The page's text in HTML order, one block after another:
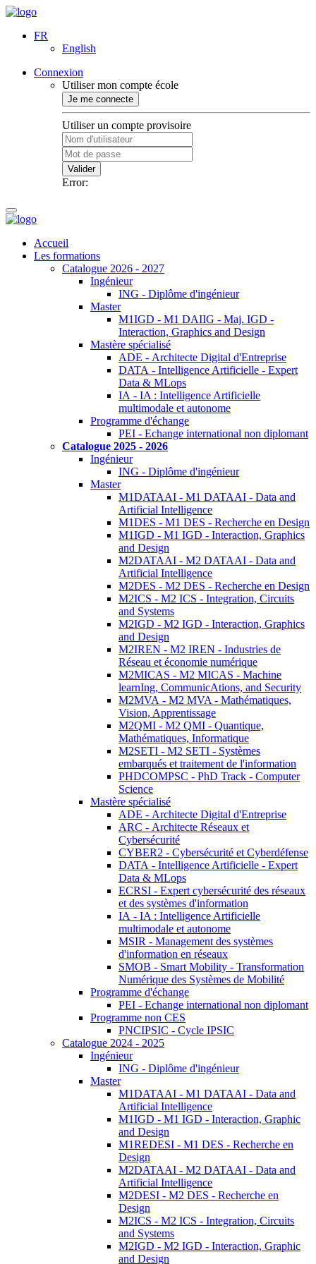
FR
English
Connexion
Utiliser mon compte école
Je me connecte
Utiliser un compte provisoire
Valider
Error:
Accueil
Les formations
Catalogue 2026 - 2027
Ingénieur
ING - Diplôme d'ingénieur
Master
M1IGD - M1 DAIIG - Maj. IGD -
Interaction, Graphics and Design
Mastère spécialisé
ADE - Architecte Digital d'Entreprise
DATA - Intelligence Artificielle - Expert
Data & MLops
IA - IA : Intelligence Artificielle
multimodale et autonome
Programme d'échange
PEI - Echange international non diplomant
Catalogue 2025 - 2026
Ingénieur
ING - Diplôme d'ingénieur
Master
M1DATAAI - M1 DATAAI - Data and
Artificial Intelligence
M1DES - M1 DES - Recherche en Design
M1IGD - M1 IGD - Interaction, Graphics
and Design
M2DATAAI - M2 DATAAI - Data and
Artificial Intelligence
M2DES - M2 DES - Recherche en Design
M2ICS - M2 ICS - Integration, Circuits
and Systems
M2IGD - M2 IGD - Interaction, Graphics
and Design
M2IREN - M2 IREN - Industries de
Réseau et économie numérique
M2MICAS - M2 MICAS - Machine
learnIng, CommunicAtions, and Security
M2MVA - M2 MVA - Mathématiques,
Vision, Apprentissage
M2QMI - M2 QMI - Quantique,
Mathématiques, Informatique
M2SETI - M2 SETI - Systèmes
embarqués et traitement de l'information
PHDCOMPSC - PhD Track - Computer
Science
Mastère spécialisé
ADE - Architecte Digital d'Entreprise
ARC - Architecte Réseaux et
Cybersécurité
CYBER2 - Cybersécurité et Cyberdéfense
DATA - Intelligence Artificielle - Expert
Data & MLops
ECRSI - Expert cybersécurité des réseaux
et des systèmes d'information
IA - IA : Intelligence Artificielle
multimodale et autonome
MSIR - Management des systèmes
d'information en réseaux
SMOB - Smart Mobility - Transformation
Numérique des Systèmes de Mobilité
Programme d'échange
PEI - Echange international non diplomant
Programme non CES
PNCIPSIC - Cycle IPSIC
Catalogue 2024 - 2025
Ingénieur
ING - Diplôme d'ingénieur
Master
M1DATAAI - M1 DATAAI - Data and
Artificial Intelligence
M1IGD - M1 IGD - Interaction, Graphic
and Design
M1REDESI - M1 DES - Recherche en
Design
M2DATAAI - M2 DATAAI - Data and
Artificial Intelligence
M2DESI - M2 DES - Recherche en
Design
M2ICS - M2 ICS - Integration, Circuits
and Systems
M2IGD - M2 IGD - Interaction, Graphic
and Design